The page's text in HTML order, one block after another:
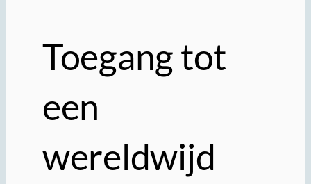
Toegang tot
een
wereldwijd